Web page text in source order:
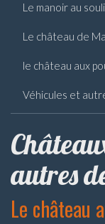
Le manoir au
Le château de
le château aux
Véhicules et
autres
Le château